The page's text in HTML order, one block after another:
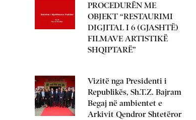
PROCEDURËN ME
OBJEKT “RESTAURIMI
DIGJITAL I 6 (GJASHTË)
FILMAVE ARTISTIKË
SHQIPTARË”
Vizitë nga Presidenti i
Republikës, Sh.T.Z. Bajram
Begaj në ambientet e
Arkivit Qendror Shtetëror